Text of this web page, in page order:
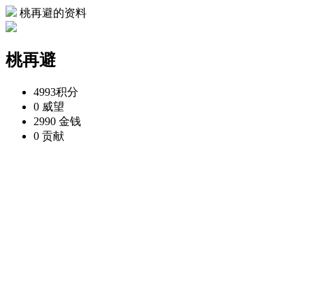
桃再避的资料
桃再避
4993积分
0 威望
2990 金钱
0 贡献